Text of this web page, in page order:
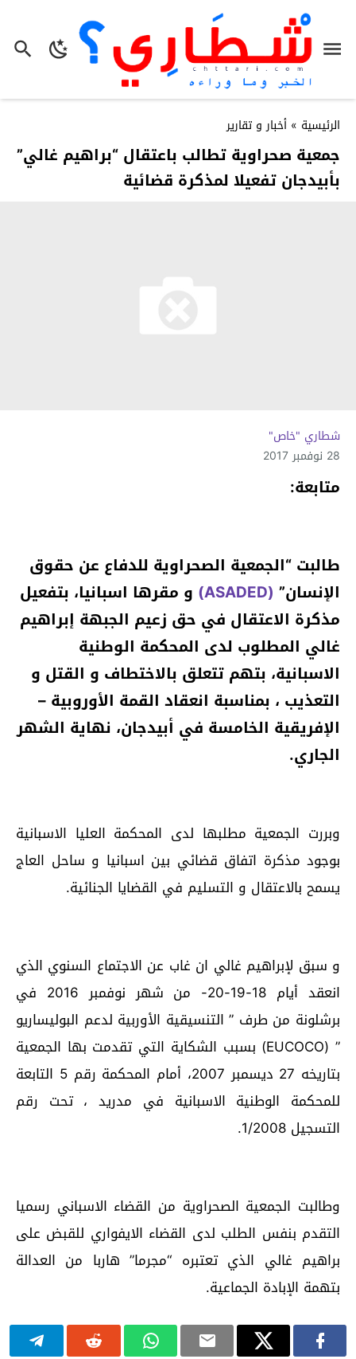
الرئيسية » أخبار و تقارير
جمعية صحراوية تطالب باعتقال “براهيم غالي”
بأبيدجان تفعيلا لمذكرة قضائية
شطاري "خاص"
28 نوفمبر 2017
متابعة:
طالبت “الجمعية الصحراوية للدفاع عن حقوق
الإنسان” (ASADED)
و مقرها اسبانيا، بتفعيل
مذكرة الاعتقال في حق زعيم الجبهة إبراهيم
غالي المطلوب لدى المحكمة الوطنية
الاسبانية، بتهم تتعلق بالاختطاف و القتل و
التعذيب ، بمناسبة انعقاد القمة الأوروبية –
الإفريقية الخامسة في أبيدجان، نهاية الشهر
الجاري.
وبررت الجمعية مطلبها لدى المحكمة العليا الاسبانية
بوجود مذكرة اتفاق قضائي بين اسبانيا و ساحل العاج
يسمح بالاعتقال و التسليم في القضايا الجنائية.
و سبق لإبراهيم غالي ان غاب عن الاجتماع السنوي الذي
انعقد أيام 18-19-20- من شهر نوفمبر 2016 في
برشلونة من طرف ” التنسيقية الأوربية لدعم البوليساريو
” (EUCOCO) بسبب الشكاية التي تقدمت بها الجمعية
بتاريخه 27 ديسمبر 2007، أمام المحكمة رقم 5 التابعة
للمحكمة الوطنية الاسبانية في مدريد ، تحت رقم
التسجيل 1/2008.
وطالبت الجمعية الصحراوية من القضاء الاسباني رسميا
التقدم بنفس الطلب لدى القضاء الايفواري للقبض على
براهيم غالي الذي تعتبره “مجرما” هاربا من العدالة
بتهمة الإبادة الجماعية.